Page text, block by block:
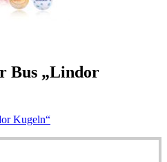
Bus „Lindor
Kugeln“